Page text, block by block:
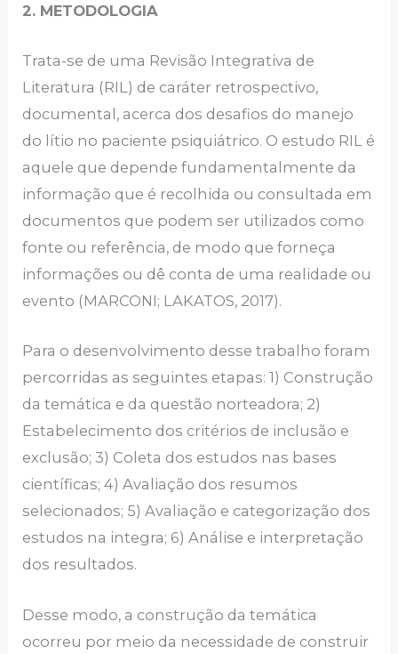
2. METODOLOGIA
Trata-se de uma Revisão Integrativa de
Literatura (RIL) de caráter retrospectivo,
documental, acerca dos desafios do manejo
do lítio no paciente psiquiátrico. O estudo RIL é
aquele que depende fundamentalmente da
informação que é recolhida ou consultada em
documentos que podem ser utilizados como
fonte ou referência, de modo que forneça
informações ou dê conta de uma realidade ou
evento (MARCONI; LAKATOS, 2017).
Para o desenvolvimento desse trabalho foram
percorridas as seguintes etapas: 1) Construção
da temática e da questão norteadora; 2)
Estabelecimento dos critérios de inclusão e
exclusão; 3) Coleta dos estudos nas bases
científicas; 4) Avaliação dos resumos
selecionados; 5) Avaliação e categorização dos
estudos na integra; 6) Análise e interpretação
dos resultados.
Desse modo, a construção da temática
ocorreu por meio da necessidade de construir